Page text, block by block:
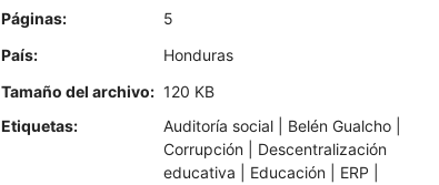
Páginas:
5
País:
Honduras
Tamaño del archivo: 120 KB
Etiquetas:
Auditoría social Belén Gualcho
Corrupción
Descentralización
educativa
Educación ERP